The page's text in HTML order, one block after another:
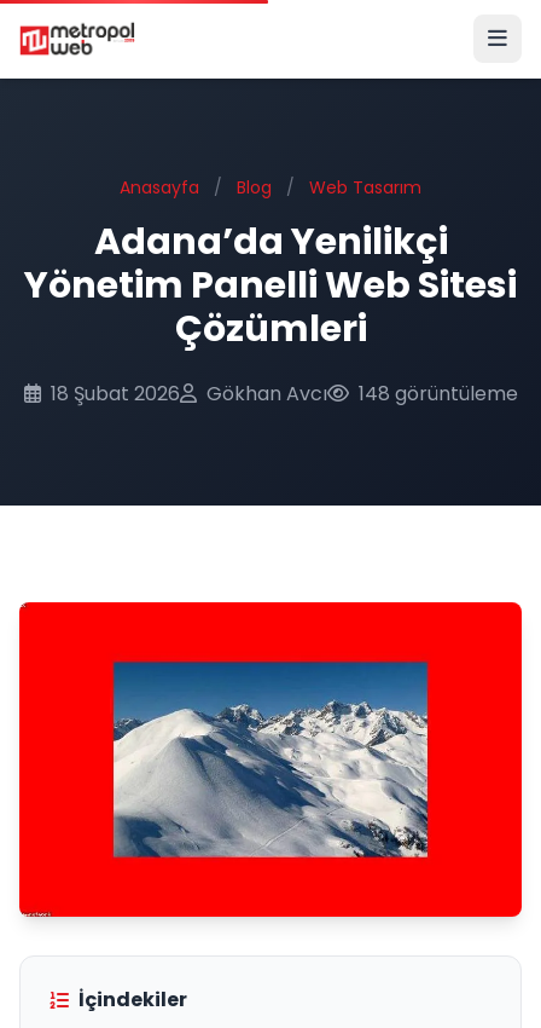
Ana içeriğe geç
Anasayfa / Blog / Web Tasarım
Adana’da Yenilikçi
Yönetim Panelli Web Sitesi
Çözümleri
18 Şubat 2026 Gökhan Avcı 148 görüntüleme
İçindekiler